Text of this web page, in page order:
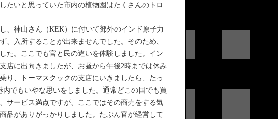
たいと思っていた市内の植物園はたくさんのトロ
神山さん（KEK）に付いて郊外のインド原子力
入所することが出来ませんでした。そのため、
た。ここでも官と民の違いを体験しました。イン
店に出向きましたが、お昼から午後2時までは休み
り、トーマスクックの支店にいきましたら、たっ
でもいやな思いをしました。通常どこの国でも買
サービス満点ですが、ここではその商売をする気
品がありがっかりしました。たぶん官が経営して